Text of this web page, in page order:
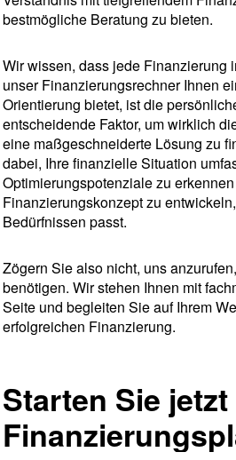
bestmögliche Beratung zu bieten.
Wir wissen, dass jede Finanzierung
unser Finanzierungsrechner Ihnen
Orientierung bietet, ist die
entscheidende Faktor, um wirklich
eine maßgeschneiderte Lösung zu
dabei, Ihre finanzielle Situation
Optimierungspotenziale zu
Finanzierungskonzept zu
Bedürfnissen passt.
Zögern Sie also nicht, uns
benötigen. Wir stehen Ihnen mit
Seite und begleiten Sie auf Ihrem
erfolgreichen Finanzierung.
Starten Sie